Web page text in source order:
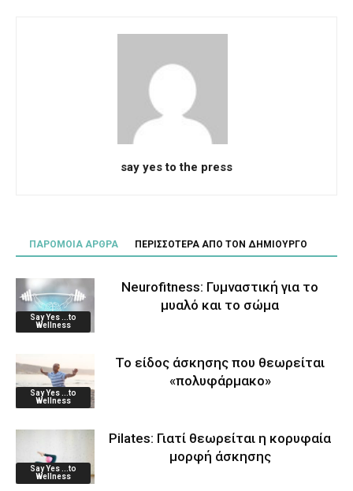
say yes to the press
ΠΑΡΟΜΟΙΑ ΑΡΘΡΑ ΠΕΡΙΣΣΟΤΕΡΑ ΑΠΟ ΤΟΝ ΔΗΜΙΟΥΡΓΟ
Say Yes ...to
Wellness
Neurofitness: Γυμναστική για το
μυαλό και το σώμα
Say Yes ...to
Wellness
Το είδος άσκησης που θεωρείται
«πολυφάρμακο»
Say Yes ...to
Wellness
Pilates: Γιατί θεωρείται η κορυφαία
μορφή άσκησης